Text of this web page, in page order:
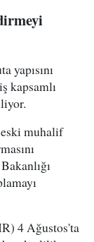
yapısını
kapsamlı
muhalif
4 Ağustos'ta